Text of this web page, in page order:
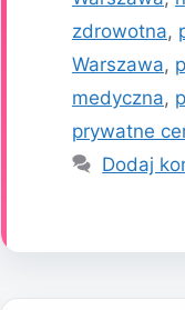
zdrowotna,
Warszawa,
medyczna,
prywatne
Dodaj